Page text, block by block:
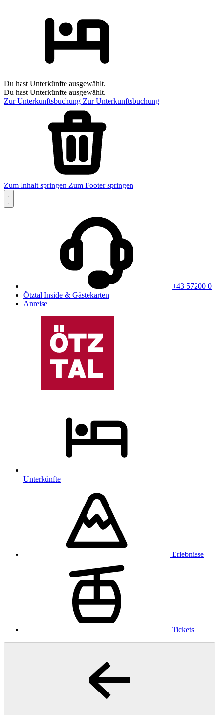
Du hast Unterkünfte ausgewählt.
Du hast Unterkünfte ausgewählt.
Zur Unterkunftsbuchung Zur Unterkunftsbuchung
Zum Inhalt springen Zum Footer springen
+43 57200 0
Ötztal Inside & Gästekarten
Anreise
Unterkünfte
Erlebnisse
Tickets